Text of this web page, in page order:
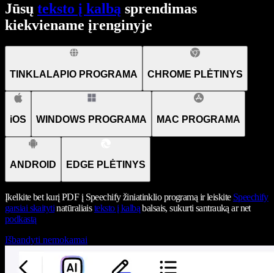
Jūsų teksto į kalbą sprendimas
kiekviename įrenginyje
TINKLALAPIO PROGRAMA CHROME PLĖTINYS
iOS WINDOWS PROGRAMA MAC PROGRAMA
ANDROID EDGE PLĖTINYS
Įkelkite bet kurį PDF į Speechify žiniatinklio programą ir leiskite Speechify
garsiai skaitytinatūraliaisteksto į kalbąbalsais, sukurti santrauką ar net
podkastą
Išbandyti nemokamai